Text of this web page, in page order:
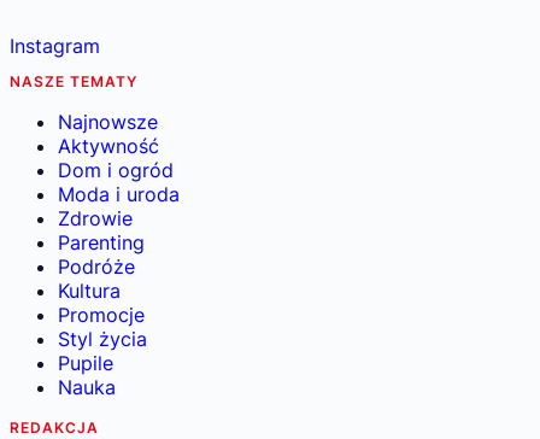
Instagram
NASZE TEMATY
Najnowsze
Aktywność
Dom i ogród
Moda i uroda
Zdrowie
Parenting
Podróże
Kultura
Promocje
Styl życia
Pupile
Nauka
REDAKCJA